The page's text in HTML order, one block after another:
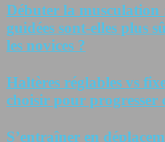
Débuter la musculation
guidées sont-elles plus
les novices ?
Haltères réglables vs
choisir pour progresser
S’entraîner en